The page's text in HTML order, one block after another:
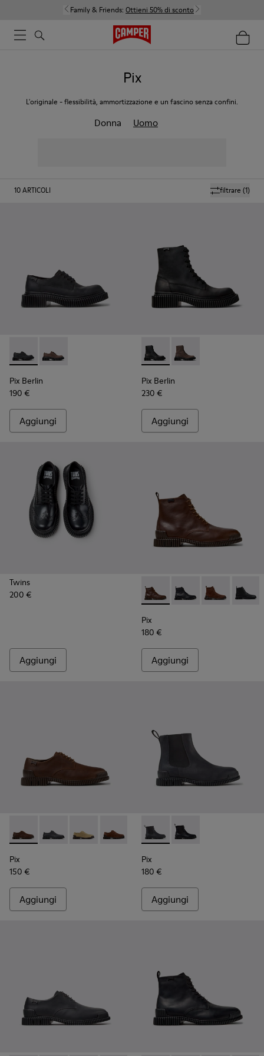
Family & Friends: Ottieni 50% di sconto
Pix
L'originale - flessibilità, ammortizzazione e un fascino senza confini.
Donna Uomo
filtrare (1)
10ARTICOLI
Pix Berlin - K101051-004 - Scarpe in nabuk nere da Uomo.
Pix Berlin - K101051-002
Pix Berlin
190 €
Aggiungi
Pix Berlin - K300524-001 -
Pix Berlin -
Pix Berlin
230 €
Aggiungi
Twins
200 €
Aggiungi
Pix - K300542-005 -
Pix - K300542-004 -
Pix - Pix -
Pix
180 €
Aggiungi
Pix - K101076-010 - Scarpe in pelle marrone da Uomo.
Pix - K101076-008 - Scarpe in pelle grigia da Uomo.
Pix - K101076-006
Pix - K101076-005
Pix - K101076-003
Pix - K101076-001 -
Pix
150 €
Aggiungi
Pix - K300562-002 -
Pix - K300562-001 -
Pix
180 €
Aggiungi